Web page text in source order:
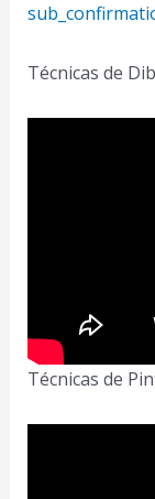
Técnicas de
Técnicas de